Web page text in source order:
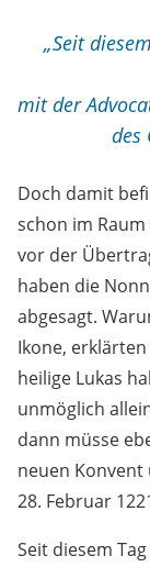
„Seit
mit der
des
Doch damit
schon im
vor der
haben die
abgesagt.
Ikone,
heilige Lukas
unmöglich
dann müsse
neuen Konvent
28. Februar
Seit diesem